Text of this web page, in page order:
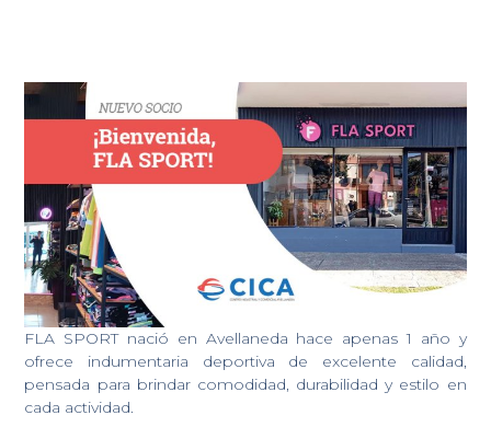
FLA SPORT nació en Avellaneda hace apenas 1 año y
ofrece indumentaria deportiva de excelente calidad,
pensada para brindar comodidad, durabilidad y estilo en
cada actividad.